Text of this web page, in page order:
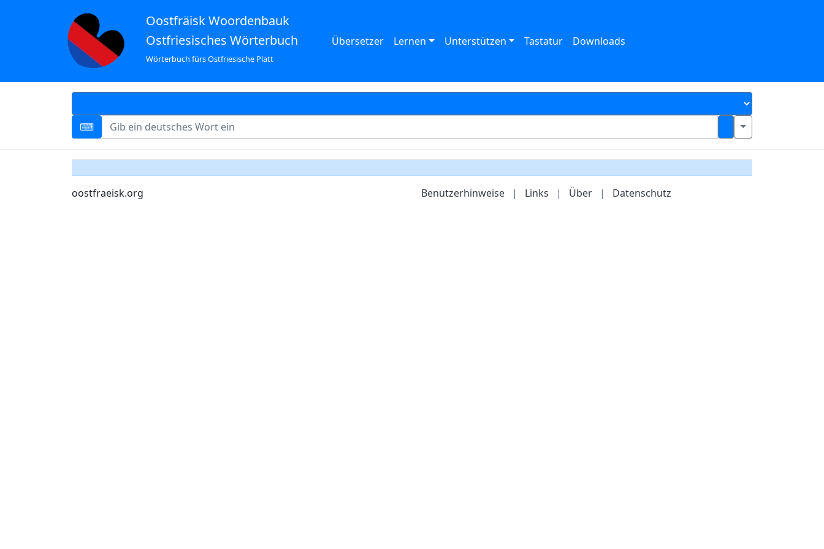
Oostfräisk Woordenbauk
Ostfriesisches Wörterbuch
Wörterbuch fürs Ostfriesische Platt
Übersetzer Lernen Unterstützen Tastatur Downloads
oostfraeisk.org Benutzerhinweise | Links | Über | Datenschutz